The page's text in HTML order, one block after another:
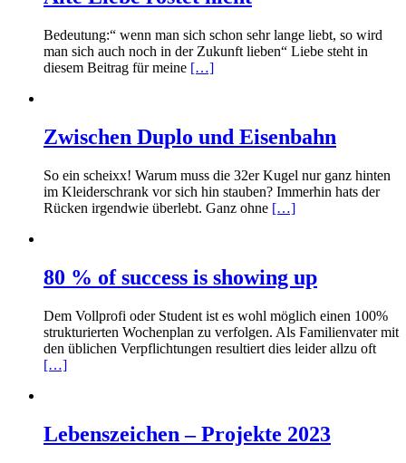
Bedeutung:“ wenn man sich schon sehr lange liebt, so wird
man sich auch noch in der Zukunft lieben“ Liebe steht in
diesem Beitrag für meine […]
Zwischen Duplo und Eisenbahn
So ein scheixx! Warum muss die 32er Kugel nur ganz hinten
im Kleiderschrank vor sich hin stauben? Immerhin hats der
Rücken irgendwie überlebt. Ganz ohne […]
80 % of success is showing up
Dem Vollprofi oder Student ist es wohl möglich einen 100%
strukturierten Wochenplan zu verfolgen. Als Familienvater mit
den üblichen Verpflichtungen resultiert dies leider allzu oft
[…]
Lebenszeichen – Projekte 2023